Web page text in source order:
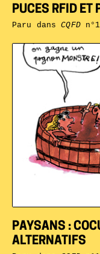
PAYSANS :
ALTERNATIFS
PUCES RFID
Paru dansCQFD